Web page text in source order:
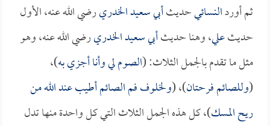
ثم أوردالنسائيحديثأبي سعيد الخدريرضي الله عنه، الأول
حديثعلي، وهنا حديثأبي سعيد الخدريرضي الله عنه، وهو
مثل ما تقدم بالجمل الثلاث: (الصوم لي وأنا أجزي به)،
(وللصائم فرحتان)، (ولخلوف فم الصائم أطيب عند الله من
ريح المسك)، كل هذه الجمل الثلاث التي كل واحدة منها تدل